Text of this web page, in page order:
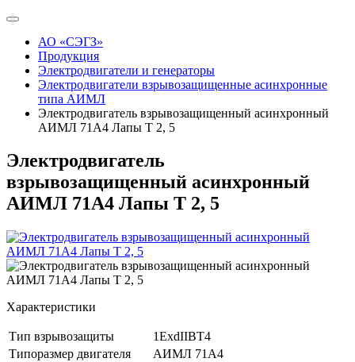
АО «СЭГЗ»
Продукция
Электродвигатели и генераторы
Электродвигатели взрывозащищенные асинхронные
типа АИМЛ
Электродвигатель взрывозащищенный асинхронный
АИМЛ 71А4 Лапы Т 2, 5
Электродвигатель
взрывозащищенный асинхронный
АИМЛ 71А4 Лапы Т 2, 5
Характеристики
Тип взрывозащиты
1ExdIIBT4
Типоразмер двигателя
АИМЛ 71А4